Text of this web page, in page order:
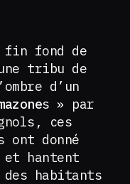
fond de
tribu de
d’un
s » par
ces
ont donné
et hantent
habitants